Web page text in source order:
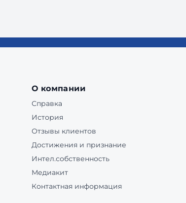
О компании
Справка
История
Отзывы клиентов
Достижения и признание
Интел.собственность
Медиакит
Контактная информация